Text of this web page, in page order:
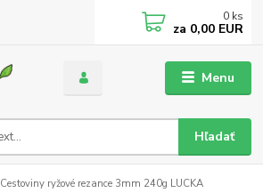
Menu
Hľadať
0 ks
za 0,00 EUR
Cestoviny ryžové rezance 3mm 240g LUCKA